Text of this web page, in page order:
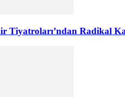
Tiyatroları’ndan Radikal